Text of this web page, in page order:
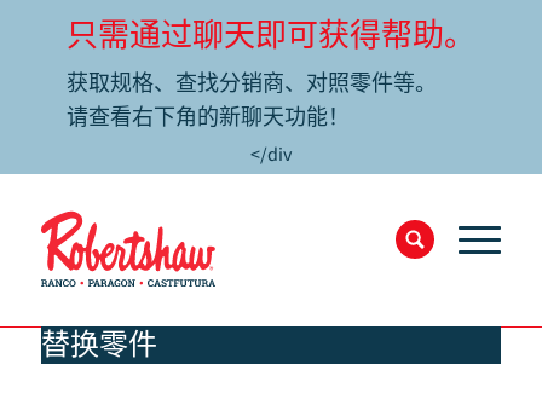
只需通过聊天即可获得帮助。
获取规格、查找分销商、对照零件等。
请查看右下角的新聊天功能！
</div
替换零件